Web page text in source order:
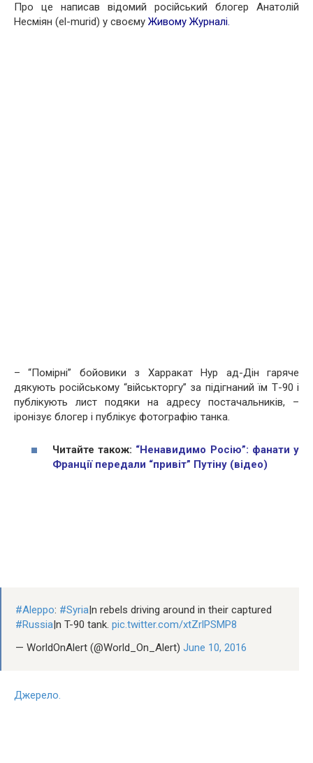
Про це написав відомий російський блогер Анатолій
Несміян (el-murid) у своєму Живому Журналі.
– “Помірні” бойовики з Харракат Нур ад-Дін гаряче
дякують російському “військторгу” за підігнаний їм Т-90 і
публікують лист подяки на адресу постачальників, –
іронізує блогер і публікує фотографію танка.
Читайте також: “Ненавидимо Росію”: фанати у
Франції передали “привіт” Путіну (відео)
#Aleppo: #Syria|n rebels driving around in their captured
#Russia|n T-90 tank. pic.twitter.com/xtZrlPSMP8
— WorldOnAlert (@World_On_Alert) June 10, 2016
Джерело.